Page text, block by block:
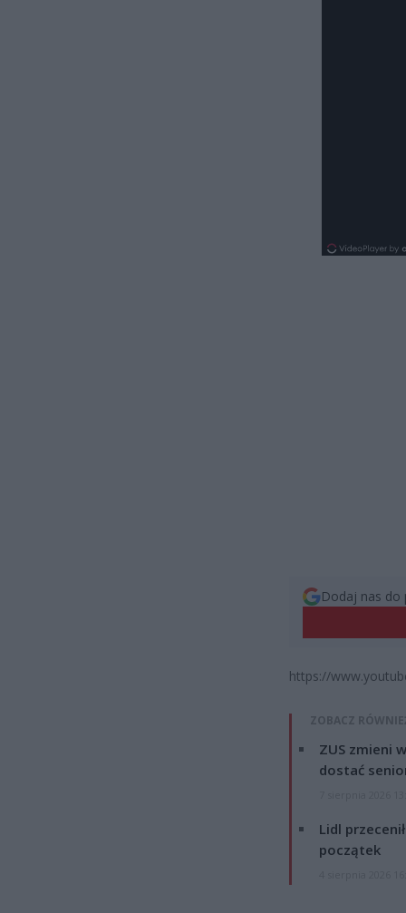
Dodaj nas do
https://
ZOBACZ
ZUS zmieni
dostać
Lidl
początek